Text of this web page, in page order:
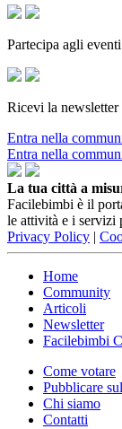
Partecipa agli
Ricevi la newsletter
Entra nella
Entra nella
La tua città a
Facilebimbi è il
le attività e i servizi
Privacy Policy |
Home
Community
Articoli
Newsletter
Facilebimbi
Come votare
Pubblicare
Chi siamo
Contatti